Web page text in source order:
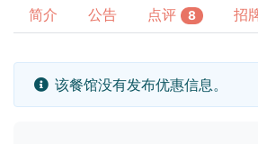
简介 公告 点评 8 招
该餐馆没有发布优惠信息。